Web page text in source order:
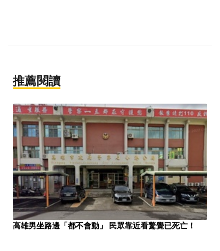
推薦閱讀
高雄男坐路邊「都不會動」 民眾靠近看驚覺已死亡！